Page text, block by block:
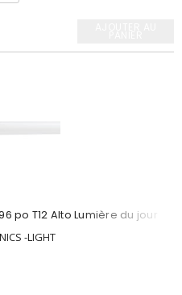
po T12 Alto Lumière du jour
-LIGHT